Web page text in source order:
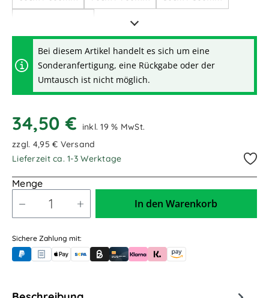
Bei diesem Artikel handelt es sich um eine
Sonderanfertigung, eine Rückgabe oder der
Umtausch ist nicht möglich.
34,50 €
inkl. 19 % MwSt.
zzgl. 4,95 € Versand
Lieferzeit ca. 1-3 Werktage
Menge
In den Warenkorb
Sichere Zahlung mit:
PayPalRechnungskauf (für Behörden)
Apple PayBanküberweisung (vorab)
Rechnungskauf (Billie)
Kreditkarte
Rechnung oder Ratenkauf (Klarna)
Sofortüberweisung (Klarna)
Amazon Pay